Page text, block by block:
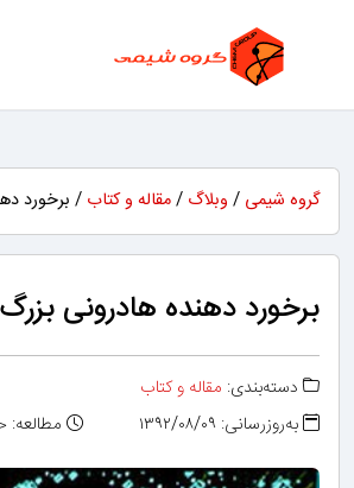
گروه شیمی / وبلاگ /مقاله و کتاب / برخورد
برخورد دهنده هادرونی بزرگ
دسته‌بندی: مقاله و کتاب
به‌روزرسانی: ۱۳۹۲/۰۸/۰۹
مطالعه: حدود